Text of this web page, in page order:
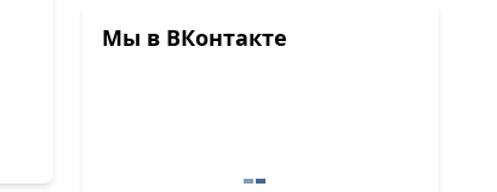
Мы в ВКонтакте